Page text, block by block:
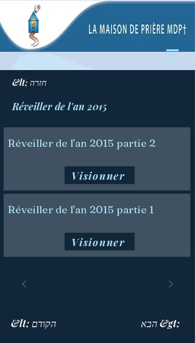
&lt; חזרה
Réveiller de l'an 2015
Réveiller de l'an 2015 partie 2
Visionner
Réveiller de l'an 2015 partie 1
Visionner
&lt; הקודם הבא &gt;